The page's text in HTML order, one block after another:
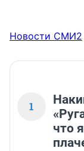
Новости СМИ2
1
что